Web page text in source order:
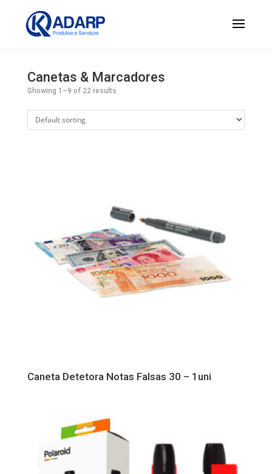
Canetas & Marcadores
Showing 1–9 of 22 results
Caneta Detetora Notas Falsas 30 – 1uni